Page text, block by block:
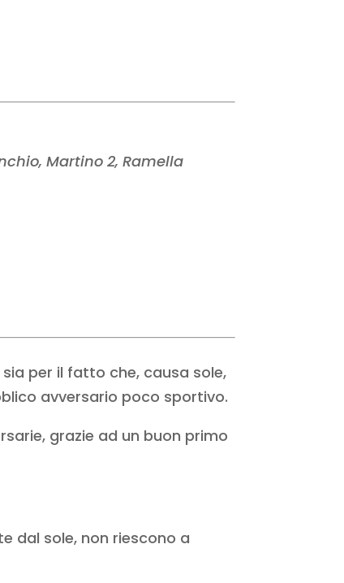
Martino 2, Ramella
per il fatto che, causa sole,
avversario poco sportivo.
grazie ad un buon primo
dal sole, non riescono a